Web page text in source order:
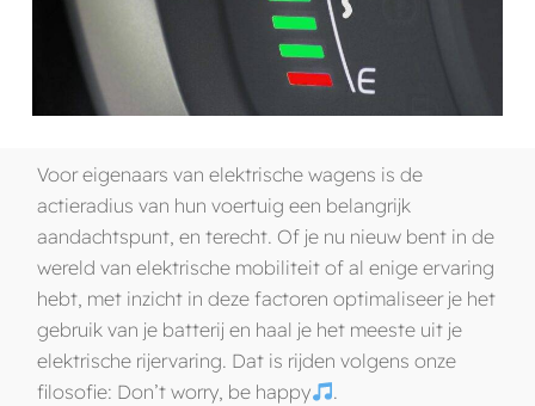
Voor eigenaars van elektrische wagens is de
actieradius van hun voertuig een belangrijk
aandachtspunt, en terecht. Of je nu nieuw bent in de
wereld van elektrische mobiliteit of al enige ervaring
hebt, met inzicht in deze factoren optimaliseer je het
gebruik van je batterij en haal je het meeste uit je
elektrische rijervaring. Dat is rijden volgens onze
filosofie: Don’t worry, be happy .